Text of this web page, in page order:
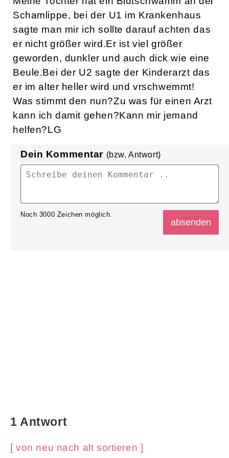
Schamlippe, bei der U1 im Krankenhaus
sagte man mir ich sollte darauf achten das
er nicht größer wird.Er ist viel größer
geworden, dunkler und auch dick wie eine
Beule.Bei der U2 sagte der Kinderarzt das
er im alter heller wird und vrschwemmt!
Was stimmt den nun?Zu was für einen Arzt
kann ich damit gehen?Kann mir jemand
helfen?LG
Dein Kommentar (bzw. Antwort)
Noch 3000 Zeichen möglich.
1 Antwort
[ von neu nach alt sortieren ]